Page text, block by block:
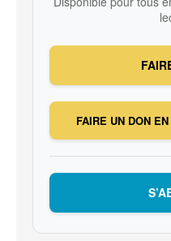
FAIRE UN DON